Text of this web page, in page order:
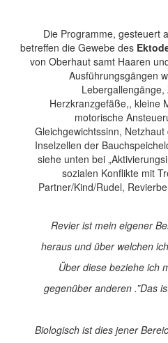
Die Programme, gesteuert
betreffen die Gewebe des
von Oberhaut samt Haaren
Ausführungsgängen
Herzkranzgefäße,, kleine
motorische
Gleichgewichtssinn,
Inselzellen der
siehe unten bei
sozialen Konflikte mit
Partner/Kind/Rudel,
Revier ist mein eigener
heraus und über welchen
Über diese beziehe ich
gegenüber anderen .”Das
Biologisch ist dies jener